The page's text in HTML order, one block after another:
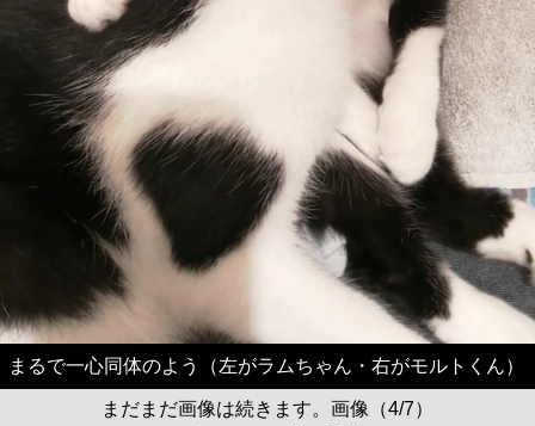
まるで一心同体のよう（左がラムちゃん・右がモルトくん）
まだまだ画像は続きます。画像（4/7）